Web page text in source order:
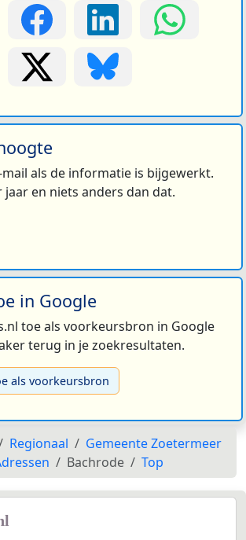
als de informatie is bijgewerkt.
jaar en niets anders dan dat.
in Google
toe als voorkeursbron in Google
terug in je zoekresultaten.
als voorkeursbron
Regionaal
Gemeente Zoetermeer
Bachrode Top